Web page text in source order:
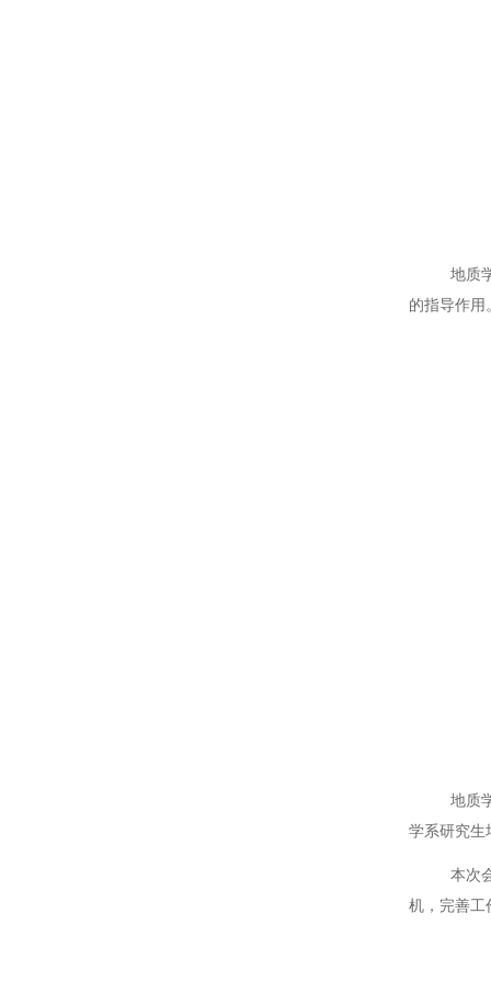
地质
的指导作用
地质
学系研究生
本次
机，完善工